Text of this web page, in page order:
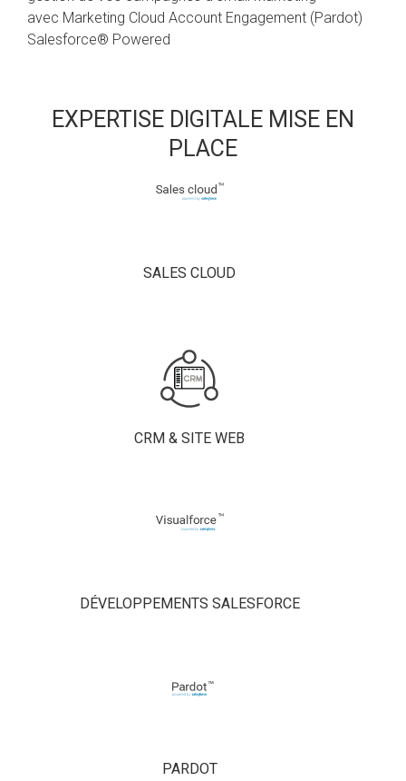
avec Marketing Cloud Account Engagement (Pardot)
Salesforce® Powered
EXPERTISE DIGITALE MISE EN
PLACE
SALES CLOUD
CRM & SITE WEB
DÉVELOPPEMENTS SALESFORCE
PARDOT